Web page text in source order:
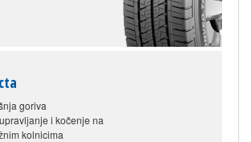
goriva
i kočenje na
kolnicima